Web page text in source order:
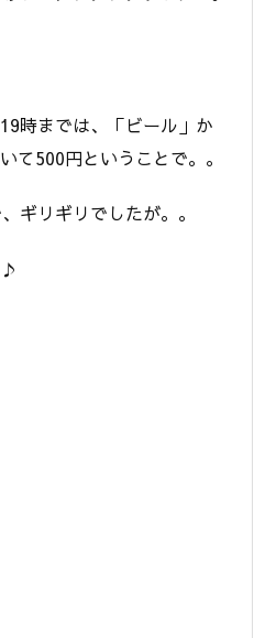
時までは、「ビール」か
て500円ということで。。
ギリギリでしたが。。
♪